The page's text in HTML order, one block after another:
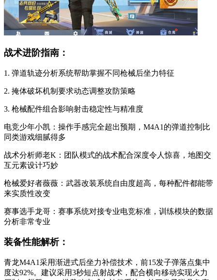
战术进阶指南：
1. 弹道轨迹分析系统帮助掌握不同枪械后坐力特征
2. 掩体破坏机制要求动态调整攻防策略
3. 枪械配件组合影响射击稳定性与精准度
电竞少年小凯：操作手感完全超出预期，M4A1的弹道控制比
同类游戏细腻得多
战术分析师老K：团队模式的战术配合深度令人惊喜，地图交
互元素设计巧妙
枪械爱好者薇薇：武器改装系统自由度超高，每种配件都能带
来实质性改变
赛事选手龙哥：赛事系统对接专业电竞标准，训练模块的数据
分析非常专业
装备性能解析：
青龙M4A1采用渐进式后坐力补偿技术，前15发子弹落点集中
度达92%。建议采用3秒短点射战术，配合横向移动实现火力